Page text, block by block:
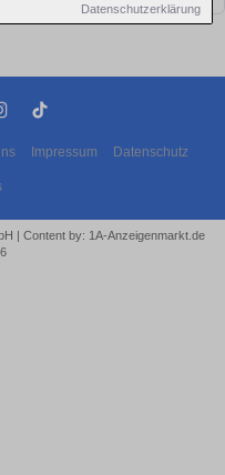
Datenschutzerklärung
Impressum Datenschutz
| Content by: 1A-Anzeigenmarkt.de